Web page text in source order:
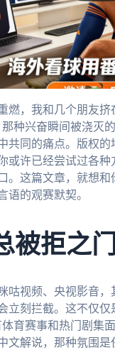
燃，我和几个朋友
种兴奋瞬间被浇灭
共同的痛点。版权
或许已经尝试过各
。这篇文章，就想
语的观赛默契。
被拒之门
咕视频、央视影音
立刻拦截。这不仅仅
育赛事和热门剧集
文解说，那种氛围